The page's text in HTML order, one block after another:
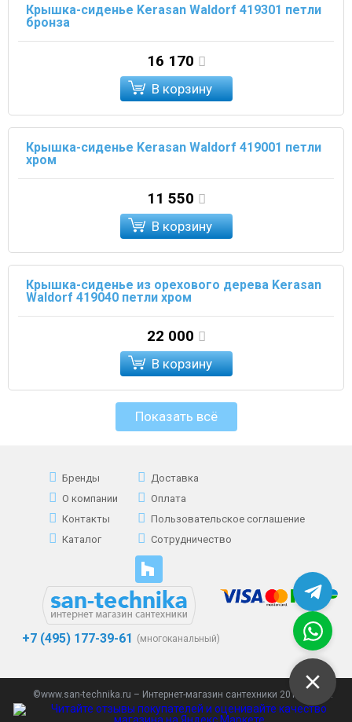
Крышка-сиденье Kerasan Waldorf 419301 петли
бронза
16 170
В корзину
Крышка-сиденье Kerasan Waldorf 419001 петли
хром
11 550
В корзину
Крышка-сиденье из орехового дерева Kerasan
Waldorf 419040 петли хром
22 000
В корзину
Показать всё
Бренды
О компании
Контакты
Каталог
Доставка
Оплата
Пользовательское соглашение
Сотрудничество
+7 (495) 177-39-61 (многоканальный)
©www.san-technika.ru – Интернет-магазин сантехники 2013 - 2023.